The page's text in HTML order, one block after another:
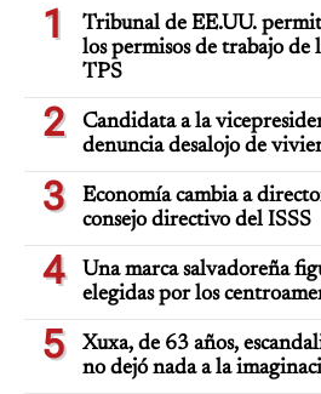
1
Tribunal de EE.UU.
los permisos de trabajo de
TPS
2
Candidata a la
denuncia desalojo de
3
Economía cambia a
consejo directivo del ISSS
4
Una marca salvadoreña
elegidas por los
5
Xuxa, de 63 años,
no dejó nada a la